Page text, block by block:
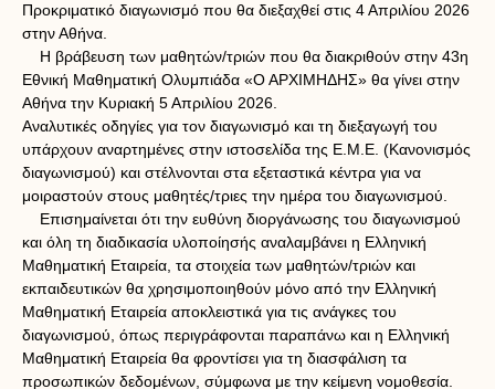
Προκριματικό διαγωνισμό που θα διεξαχθεί στις 4 Απριλίου 2026
στην Αθήνα.
Η βράβευση των μαθητών/τριών που θα διακριθούν στην 43η
Εθνική Μαθηματική Ολυμπιάδα «Ο ΑΡΧΙΜΗΔΗΣ» θα γίνει στην
Αθήνα την Κυριακή 5 Απριλίου 2026.
Αναλυτικές οδηγίες για τον διαγωνισμό και τη διεξαγωγή του
υπάρχουν αναρτημένες στην ιστοσελίδα της Ε.Μ.Ε. (Κανονισμός
διαγωνισμού) και στέλνονται στα εξεταστικά κέντρα για να
μοιραστούν στους μαθητές/τριες την ημέρα του διαγωνισμού.
Επισημαίνεται ότι την ευθύνη διοργάνωσης του διαγωνισμού
και όλη τη διαδικασία υλοποίησής αναλαμβάνει η Ελληνική
Μαθηματική Εταιρεία, τα στοιχεία των μαθητών/τριών και
εκπαιδευτικών θα χρησιμοποιηθούν μόνο από την Ελληνική
Μαθηματική Εταιρεία αποκλειστικά για τις ανάγκες του
διαγωνισμού, όπως περιγράφονται παραπάνω και η Ελληνική
Μαθηματική Εταιρεία θα φροντίσει για τη διασφάλιση τα
προσωπικών δεδομένων, σύμφωνα με την κείμενη νομοθεσία.